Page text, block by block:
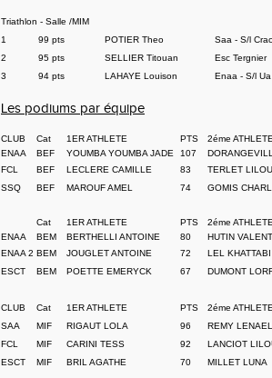
Triathlon - Salle /MIM
1
99 pts POTIER Theo
Saa - S/l
2
95 pts SELLIER Titouan
Esc Tergnier
3
94 pts LAHAYE Louison Enaa - S/l
Les podiums par équipe
CLUB Cat 1ER ATHLETE PTS
2éme
ENAA
BEF YOUMBA YOUMBA JADE 107
FCL
BEF LECLERE CAMILLE 83
TERLET LILOU
SSQ
BEF MAROUF AMEL 74 GOMIS
Cat 1ER ATHLETE PTS
2éme
ENAA
BEM BERTHELLI ANTOINE 80
HUTIN
ENAA 2 BEM JOUGLET ANTOINE 72
LEL
ESCT
BEM POETTE EMERYCK 67 DUMONT
CLUB Cat 1ER ATHLETE PTS
2éme
SAA
MIF RIGAUT LOLA 96
REMY
FCL
MIF CARINI TESS 92
LANCIOT
ESCT
MIF BRIL AGATHE 70 MILLET LUNA